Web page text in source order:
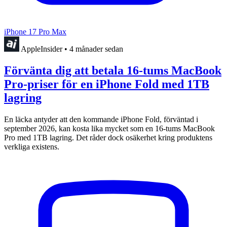
iPhone 17 Pro Max
AppleInsider • 4 månader sedan
Förvänta dig att betala 16-tums MacBook
Pro-priser för en iPhone Fold med 1TB
lagring
En läcka antyder att den kommande iPhone Fold, förväntad i
september 2026, kan kosta lika mycket som en 16-tums MacBook
Pro med 1TB lagring. Det råder dock osäkerhet kring produktens
verkliga existens.